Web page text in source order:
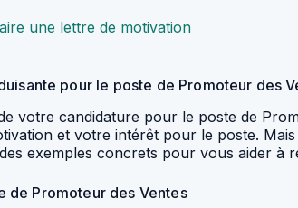
une lettre de motivation
pour le poste de Promoteur des
votre candidature pour le poste de
et votre intérêt pour le poste.
exemples concrets pour vous aider à
de Promoteur des Ventes